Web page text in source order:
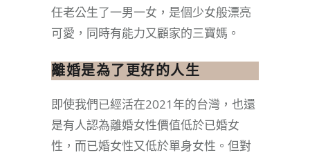
任老公生了一男一女，是個少女般漂亮
可愛，同時有能力又顧家的三寶媽。
離婚是為了更好的人生
即使我們已經活在2021年的台灣，也還
是有人認為離婚女性價值低於已婚女
性，而已婚女性又低於單身女性。但對